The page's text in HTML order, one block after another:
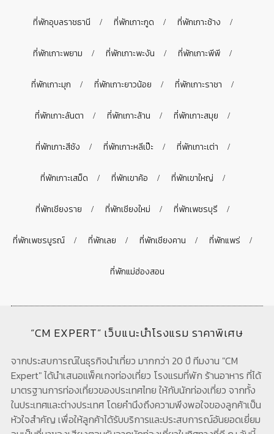
ที่พักอุบลราชธานี ที่พักเกาะกูด ที่พักเกาะช้าง
ที่พักเกาะพยาม ที่พักเกาะพะงัน ที่พักเกาะพีพี
ที่พักเกาะมุก ที่พักเกาะยาวน้อย ที่พักเกาะราชา
ที่พักเกาะลันตา ที่พักเกาะล้าน ที่พักเกาะสมุย
ที่พักเกาะสีชัง ที่พักเกาะหลีเป๊ะ ที่พักเกาะเต่า
ที่พักเกาะเสม็ด ที่พักเขาค้อ ที่พักเขาใหญ่
ที่พักเชียงราย ที่พักเชียงใหม่ ที่พักเพชรบุรี
ที่พักเพชรบูรณ์ ที่พักเลย ที่พักเชียงคาน ที่พักแพร่
ที่พักแม่ฮ่องสอน
“CM EXPERT” เว็บแนะนำโรงแรม ราคาพิเศษ
จากประสบการณ์ในธุรกิจนำเที่ยว มากกว่า 20 ปี ทีมงาน "CM
Expert" ได้นำเสนอแพ็คเกจท่องเที่ยว โรงแรมที่พัก ร้านอาหาร ที่ได้
มาตรฐานการท่องเที่ยวของประเทศไทย ให้กับนักท่องเที่ยว จากทั้ง
ในประเทศและต่างประเทศ โดยคำนึงถึงความพึงพอใจของลูกค้าเป็น
หัวใจสำคัญ เพื่อให้ลูกค้าได้รับบริการและประสบการณ์อันยอดเยี่ยม